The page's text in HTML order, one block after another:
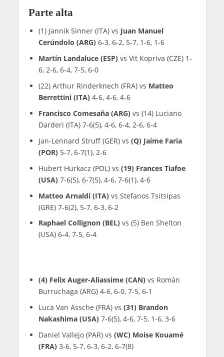
Parte alta
(1) Jannik Sinner (ITA) vs Juan Manuel
Cerúndolo (ARG)6-3, 6-2, 5-7, 1-6, 1-6
Martín Landaluce (ESP)vs Vit Kopriva (CZE) 1-
6, 2-6, 6-4, 7-5, 6-0
(22) Arthur Rinderknech (FRA) vs Matteo
Berrettini (ITA)4-6, 4-6, 4-6
Francisco Comesaña (ARG)vs (14) Luciano
Darderi (ITA) 7-6(5), 4-6, 6-4, 2-6, 6-4
Jan-Lennard Struff (GER) vs (Q) Jaime Faria
(POR)5-7, 6-7(1), 2-6
Hubert Hurkacz (POL) vs (19) Frances Tiafoe
(USA)7-6(5), 6-7(5), 4-6, 7-6(1), 4-6
Matteo Arnaldi (ITA)vs Stefanos Tsitsipas
(GRE) 7-6(2), 5-7, 6-3, 6-2
Raphael Collignon (BEL)vs (5) Ben Shelton
(USA) 6-4, 7-5, 6-4
(4) Felix Auger-Aliassime (CAN)vs Román
Burruchaga (ARG) 4-6, 6-0, 7-5, 6-1
Luca Van Assche (FRA) vs (31) Brandon
Nakashima (USA)7-6(5), 4-6, 7-5, 1-6, 3-6
Daniel Vallejo (PAR) vs (WC) Moise Kouamé
(FRA)3-6, 5-7, 6-3, 6-2, 6-7(8)